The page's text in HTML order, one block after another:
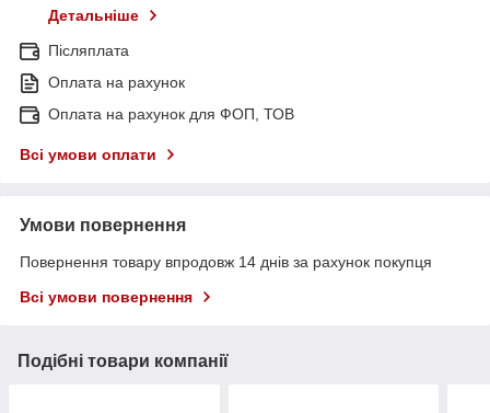
Детальніше
Післяплата
Оплата на рахунок
Оплата на рахунок для ФОП, ТОВ
Всі умови оплати
Умови повернення
Повернення товару впродовж 14 днів за рахунок покупця
Всі умови повернення
Подібні товари компанії